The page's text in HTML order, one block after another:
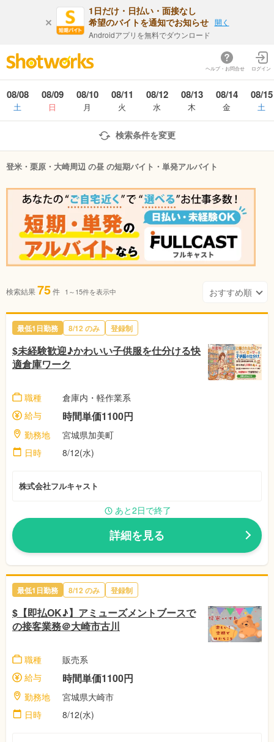
1日だけ・日払い・面接なし
希望のバイトを通知でお知らせ
Androidアプリを無料でダウンロード
開く
ヘルプ・お問合せ ログイン
08/08
土
08/09
日
08/10
月
08/11
火
08/12
水
08/13
木
08/14
金
08/15
土
検索条件を変更
登米・栗原・大崎周辺 の昼 の短期バイト・単発アルバイト
検索結果75件 1～15件を表示中
最低1日勤務 8/12 のみ 登録制
$未経験歓迎♪かわいい子供服を仕分ける快
適倉庫ワーク
職種
倉庫内・軽作業系
給与
時間単価1100円
勤務地
宮城県加美町
日時
8/12(水)
株式会社フルキャスト
あと2日で終了
詳細を見る
最低1日勤務 8/12 のみ 登録制
$【即払OK♪】アミューズメントブースで
の接客業務＠大崎市古川
職種
販売系
給与
時間単価1100円
勤務地
宮城県大崎市
日時
8/12(水)